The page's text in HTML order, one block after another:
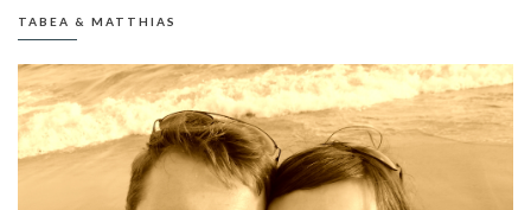
TABEA & MATTHIAS